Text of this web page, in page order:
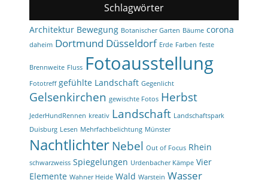
Schlagwörter
Architektur Bewegung Botanischer Garten Bäume corona
daheim Dortmund Düsseldorf Erde Farben feste
Brennweite Fluss Fotoausstellung
Fototreff gefühlte Landschaft Gegenlicht
Gelsenkirchen gewischte Fotos Herbst
JederHundRennen kreativ Landschaft Landschaftspark
Duisburg Lesen Mehrfachbelichtung Münster
NachtlichterNebel Out of Focus Rhein
schwarzweiss Spiegelungen Urdenbacher Kämpe Vier
Elemente Wahner Heide Wald Warstein Wasser